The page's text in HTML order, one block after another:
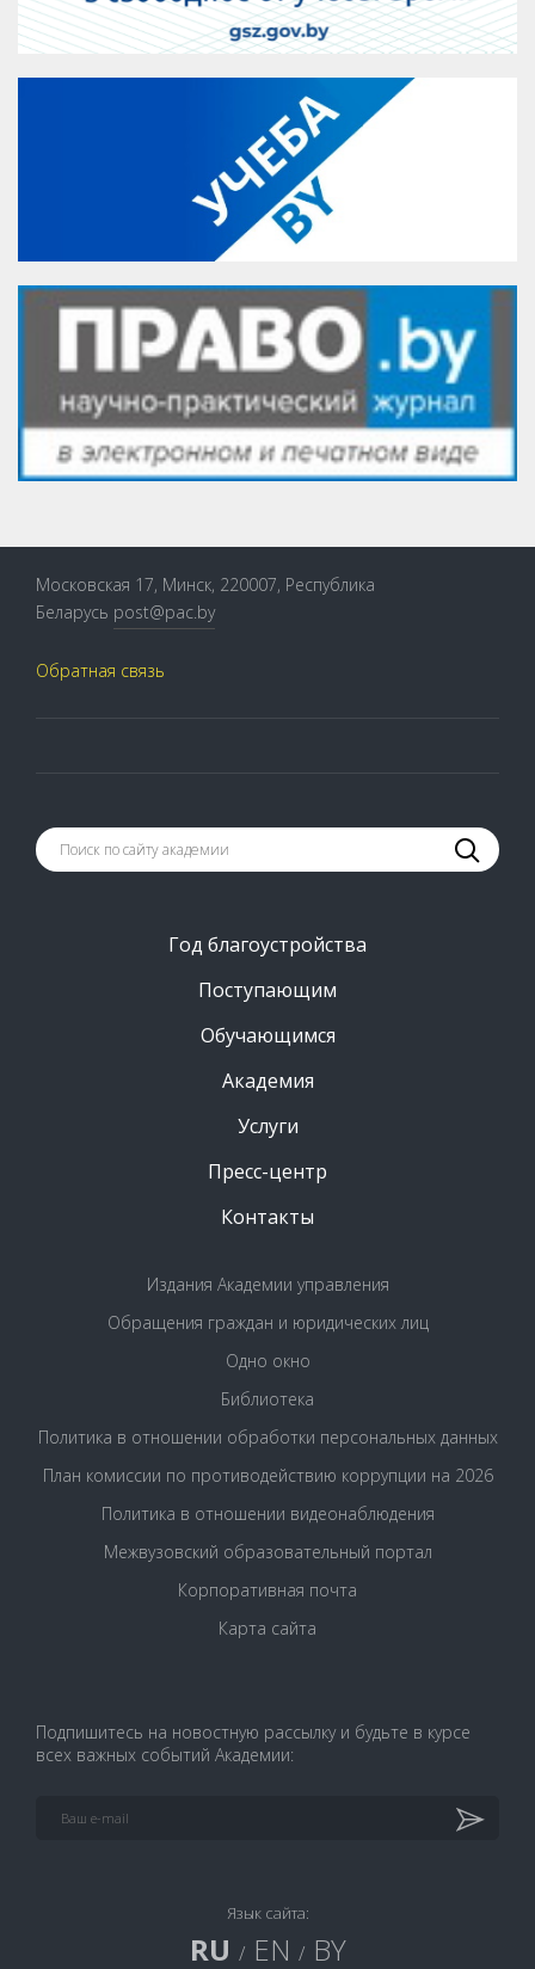
Московская 17, Минск, 220007, Республика
Беларусь post@pac.by
Обратная связь
Год благоустройства
Поступающим
Обучающимся
Академия
Услуги
Пресс-центр
Контакты
Издания Академии управления
Обращения граждан и юридических лиц
Одно окно
Библиотека
Политика в отношении обработки персональных данных
План комиссии по противодействию коррупции на 2026
Политика в отношении видеонаблюдения
Межвузовский образовательный портал
Корпоративная почта
Карта сайта
Подпишитесь на новостную рассылку и будьте в курсе
всех важных событий Академии:
Язык сайта:
RU / EN / BY